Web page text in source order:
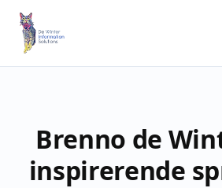
Brenno de
inspirerende